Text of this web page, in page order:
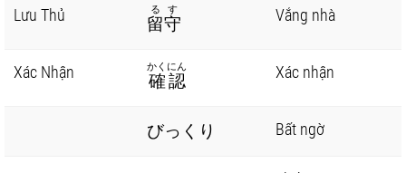
Lưu Thủ 留守
るす Vắng nhà
Xác Nhận 確認
かくにん Xác nhận
びっくり Bất ngờ